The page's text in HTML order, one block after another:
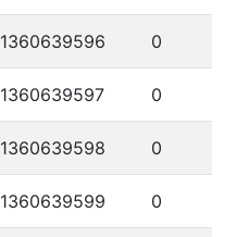
1360639596 0
1360639597 0
1360639598 0
1360639599 0